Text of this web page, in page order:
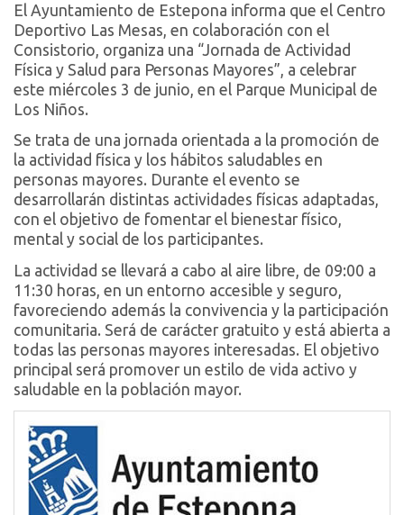
El Ayuntamiento de Estepona informa que el Centro
Deportivo Las Mesas, en colaboración con el
Consistorio, organiza una “Jornada de Actividad
Física y Salud para Personas Mayores”, a celebrar
este miércoles 3 de junio, en el Parque Municipal de
Los Niños.
Se trata de una jornada orientada a la promoción de
la actividad física y los hábitos saludables en
personas mayores. Durante el evento se
desarrollarán distintas actividades físicas adaptadas,
con el objetivo de fomentar el bienestar físico,
mental y social de los participantes.
La actividad se llevará a cabo al aire libre, de 09:00 a
11:30 horas, en un entorno accesible y seguro,
favoreciendo además la convivencia y la participación
comunitaria. Será de carácter gratuito y está abierta a
todas las personas mayores interesadas. El objetivo
principal será promover un estilo de vida activo y
saludable en la población mayor.